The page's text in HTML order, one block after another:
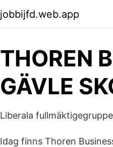
jobbijfd.web.app
THOREN
GÄVLE
Liberala
Idag finns Thoren